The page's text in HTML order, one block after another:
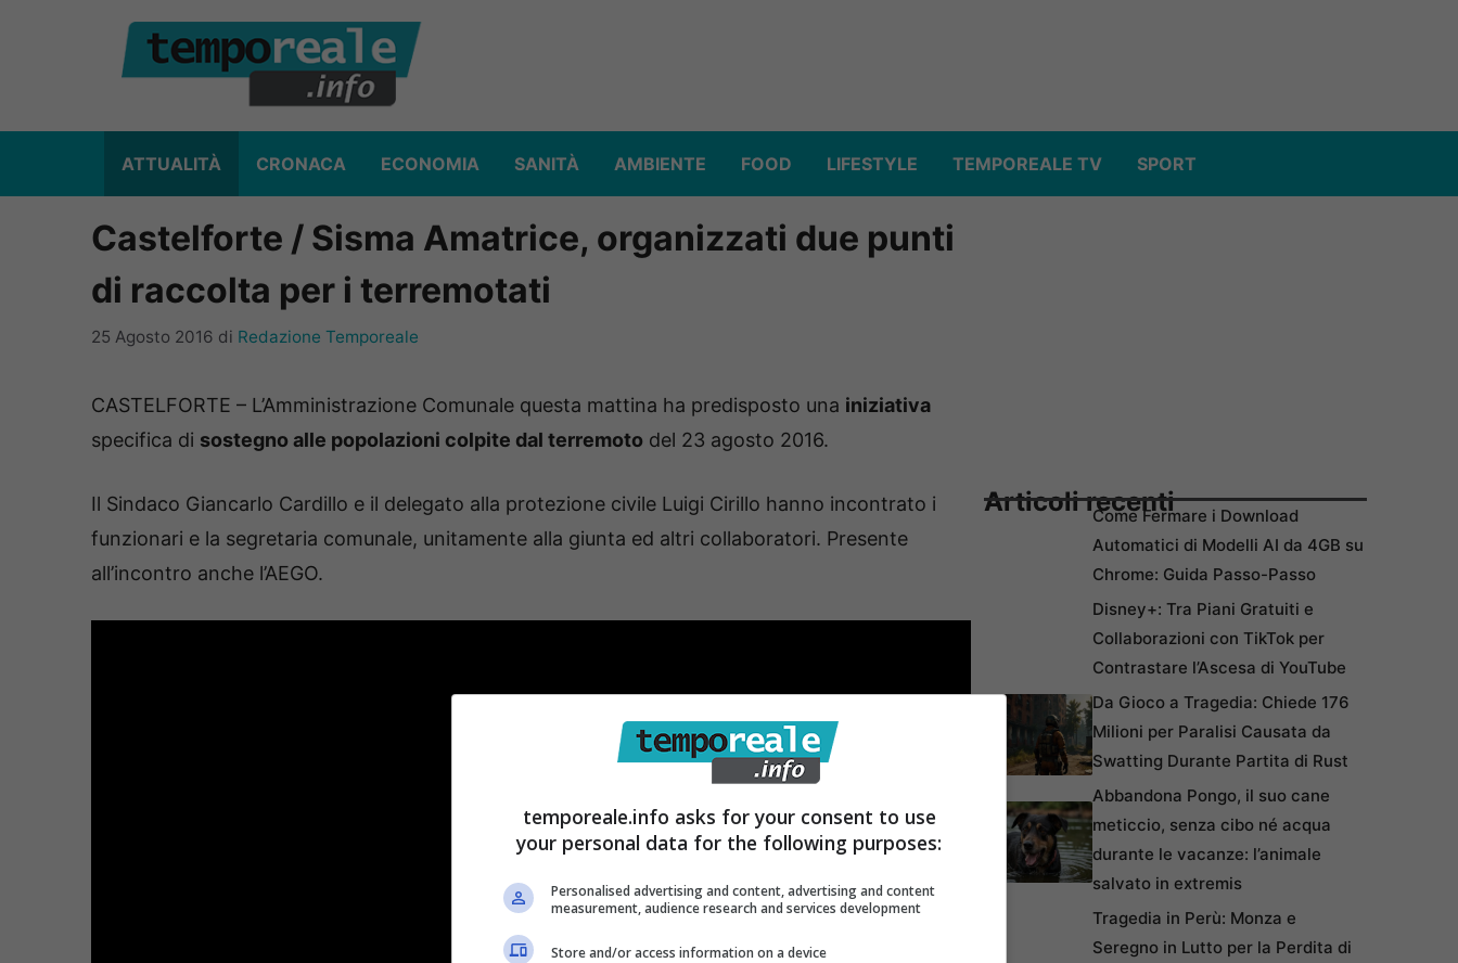
ATTUALITÀ CRONACA ECONOMIA SANITÀ AMBIENTE FOOD LIFESTYLE TEMPOREALE TV SPORT
Castelforte / Sisma Amatrice, organizzati due punti
di raccolta per i terremotati
25 Agosto 2016 di Redazione Temporeale
CASTELFORTE – L’Amministrazione Comunale questa mattina ha predisposto una iniziativa
specifica di sostegno alle popolazioni colpite dal terremoto del 23 agosto 2016.
Il Sindaco Giancarlo Cardillo e il delegato alla protezione civile Luigi Cirillo hanno incontrato i
funzionari e la segretaria comunale, unitamente alla giunta ed altri collaboratori. Presente
all’incontro anche l’AEGO.
Articoli recentiCome Fermare i Download
Automatici di Modelli AI da 4GB su
Chrome: Guida Passo-Passo
Disney+: Tra Piani Gratuiti e
Collaborazioni con TikTok per
Contrastare l’Ascesa di YouTube
Da Gioco a Tragedia: Chiede 176
Milioni per Paralisi Causata da
Swatting Durante Partita di Rust
Abbandona Pongo, il suo cane
meticcio, senza cibo né acqua
durante le vacanze: l’animale
salvato in extremis
Tragedia in Perù: Monza e
Seregno in Lutto per la Perdita di
temporeale.info asks for your consent to use
your personal data for the following purposes:
Personalised advertising and content, advertising and content
measurement, audience research and services development
Store and/or access information on a device